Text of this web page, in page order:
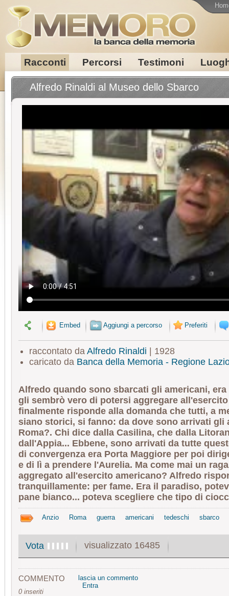
Racconti Percorsi Testimoni
Alfredo Rinaldi al Museo dello Sbarco
Embed Aggiungi a percorso Preferiti
raccontato da Alfredo Rinaldi | 1928
caricato da Banca della Memoria - Regione
Alfredo quando sono sbarcati gli americani, era
gli sembrò vero di potersi aggregare
finalmente risponde alla domanda che tutti, a
siano storici, si fanno: da dove sono arrivati gli
Roma?. Chi dice dalla Casilina, che dalla
dall'Appia... Ebbene, sono arrivati da tutte
di convergenza era Porta Maggiore per poi
e di lì a prendere l'Aurelia. Ma come mai un
aggregato all'esercito americano? Alfredo
tranquillamente: per fame. Era il paradiso,
pane bianco... poteva scegliere che tipo di
Anzio Roma guerra americani tedeschi sbarco
Vota visualizzato 16485
COMMENTO
0 inseriti
lascia un commento
Entra